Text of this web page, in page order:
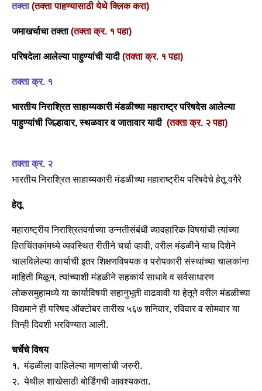
तक्ता(तक्ता पाहण्यासाठी येथे क्लिक करा)
जमाखर्चाचा तक्ता(तक्ता क्र. १ पहा)
परिषदेला आलेल्या पाहुण्यांची यादी(तक्ता क्र. १ पहा)
तक्ता क्र. १
भारतीय निराश्रित साहाय्यकारी मंडळीच्या महाराष्ट्र परिषदेस आलेल्या
पाहुण्यांची जिल्हावार, स्थळवार व जातावार यादी (तक्ता क्र. २ पहा)
तक्ता क्र. २
भारतीय निराश्रित साहाय्यकारी मंडळीच्या महाराष्ट्रीय परिषदेचे हेतू वगैरे
हेतू
महाराष्ट्रीय निराश्रितवर्गाच्या उन्नतीसंबंधी व्यावहारिक विषयांची त्यांच्या
हितचिंतकांमध्ये व्यवस्थित रीतीने चर्चा व्हावी, वरील मंडळीने याच दिशेने
चालविलेल्या कार्याची इतर शिक्षणविषयक व परोपकारी संस्थांच्या चालकांना
माहिती मिळून, त्यांच्याशी मंडळीने सहकार्य साधावे व सर्वसाधारण
लोकसमुहामध्ये या कार्याविषयी सहानुभूती वाढवावी या हेतूने वरील मंडळीच्या
विद्यमाने ही परिषद ऑक्टोबर तारीख ५६७ शनिवार, रविवार व सोमवार या
तिन्ही दिवशी भरविण्यात आली.
चर्चेचे विषय
१. मंडळीला वाहिलेल्या माणसांची जरुरी.
२. येथील शाखेसाठी बोर्डिंगची आवश्यकता.